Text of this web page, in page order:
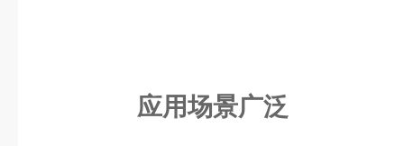
应用场景广泛